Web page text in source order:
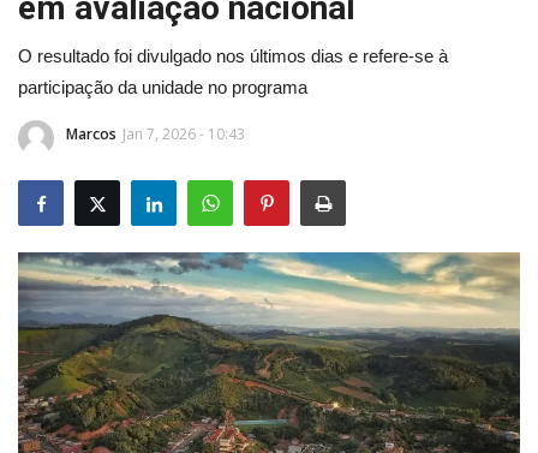
Eleições 2026
Polícia/Acidente
Viçosa
Cultura
UFV
O resultado foi divulgado nos últimos dias e refere-se à
participação da unidade no programa
Marcos Jan 7, 2026 - 10:43